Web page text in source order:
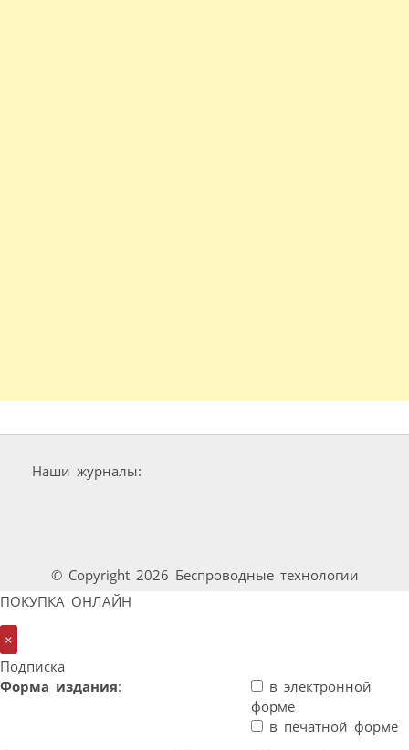
Наши журналы:
© Copyright 2026 Беспроводные технологии
ПОКУПКА ОНЛАЙН
×
Подписка
Форма издания:
в электронной
форме
в печатной форме